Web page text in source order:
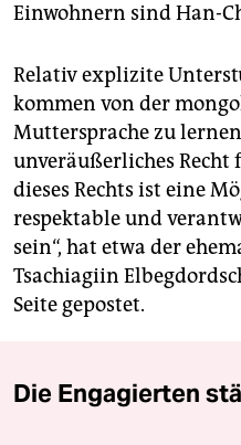
Einwohnern sind Han-
Relativ explizite
kommen von der
Muttersprache zu
unveräußerliches Recht
dieses Rechts ist eine
respektable und
sein“, hat etwa der
Tsachiagiin
Seite gepostet.
Die Engagierten